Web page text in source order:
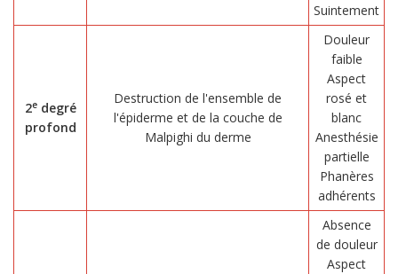
Suintement
2edegré
profond
Destruction de l'ensemble de
l'épiderme et de la couche de
Malpighi du derme
Douleur
faible
Aspect
rosé et
blanc
Anesthésie
partielle
Phanères
adhérents
Absence
de douleur
Aspect